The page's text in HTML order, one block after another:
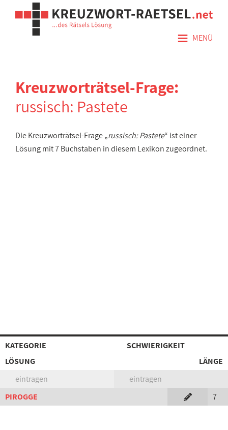
≡ MENÜ
Kreuzworträtsel-Frage:
russisch: Pastete
Die Kreuzworträtsel-Frage „russisch: Pastete“ ist einer
Lösung mit 7 Buchstaben in diesem Lexikon zugeordnet.
KATEGORIE
SCHWIERIGKEIT
LÖSUNG
LÄNGE
eintragen
eintragen
PIROGGE
7